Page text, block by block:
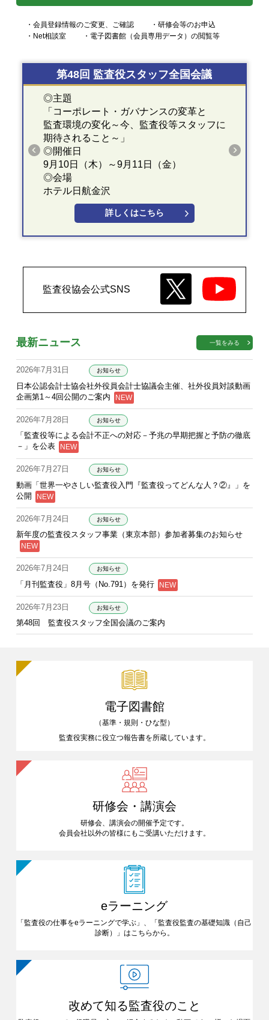
・会員登録情報のご変更、ご確認
・研修会等のお申込
・Net相談室
・電子図書館（会員専用データ）の閲覧等
第48回 監査役スタッフ全国会議
◎主題
「コーポレート・ガバナンスの変革と
監査環境の変化～今、監査役等スタッフに
期待されること～」
◎開催日
9月10日（木）～9月11日（金）
◎会場
ホテル日航金沢
詳しくはこちら
監査役協会公式SNS
最新ニュース 一覧をみる
2026年7月31日 お知らせ
日本公認会計士協会社外役員会計士協議会主催、社外役員対談動画
企画第1～4回公開のご案内
2026年7月28日 お知らせ
「監査役等による会計不正への対応－予兆の早期把握と予防の徹底
－」を公表
2026年7月27日 お知らせ
動画「世界一やさしい監査役入門『監査役ってどんな人？②』」を
公開
2026年7月24日 お知らせ
新年度の監査役スタッフ事業（東京本部）参加者募集のお知らせ
2026年7月24日 お知らせ
「月刊監査役」8月号（No.791）を発行
2026年7月23日 お知らせ
第48回 監査役スタッフ全国会議のご案内
電子図書館
（基準・規則・ひな型）
監査役実務に役立つ報告書を所蔵しています。
研修会・講演会
研修会、講演会の開催予定です。
会員会社以外の皆様にも ご受講いただけます。
eラーニング
「監査役の仕事をeラーニングで学ぶ」、「監査役監査の基礎知識 （自己
診断）」はこちらから。
改めて知る監査役のこと